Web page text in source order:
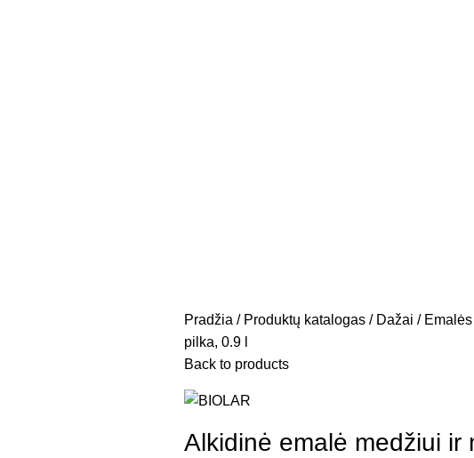
Pradžia Produktų katalogas Dažai Emalės
pilka, 0.9 l
Back to products
Alkidinė emalė medžiui ir